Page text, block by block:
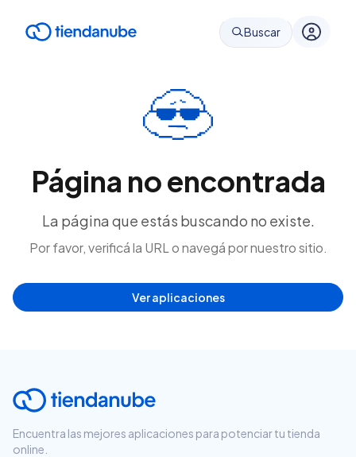
Buscar
Página no encontrada
La página que estás buscando no existe.
Por favor, verificá la URL o navegá por nuestro sitio.
Ver aplicaciones
Encuentra las mejores aplicaciones para potenciar tu tienda
online.